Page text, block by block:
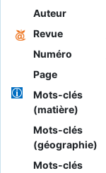
Auteur
Revue
Numéro
Page
Mots-clés
(matière)
Mots-clés
(géographie)
Mots-clés